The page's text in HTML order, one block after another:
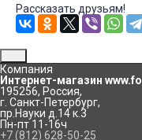
Рассказать друзьям!
Компания
Интернет-магазин
195256, Россия,
г. Санкт-Петербург,
пр.Науки д.14 к.3
Пн-пт 11-16ч
+7 (812) 628-50-25